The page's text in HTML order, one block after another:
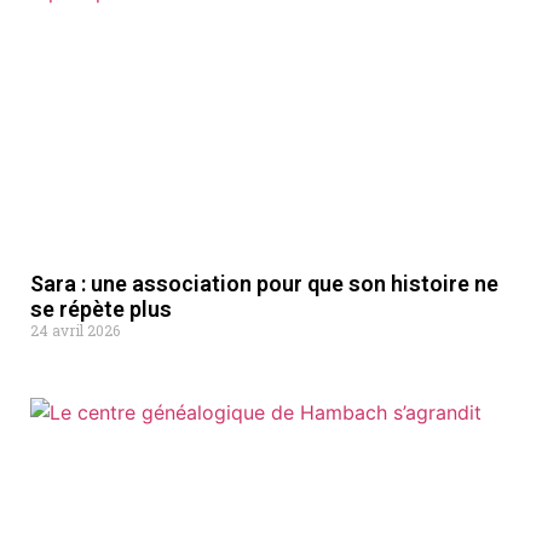
Sara : une association pour que son histoire ne
se répète plus
24 avril 2026